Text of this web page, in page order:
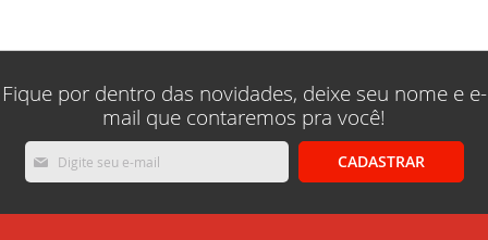
Fique por dentro das novidades, deixe seu nome e e-
mail que contaremos pra você!
Inscreva-
se
nossa
CADASTRAR